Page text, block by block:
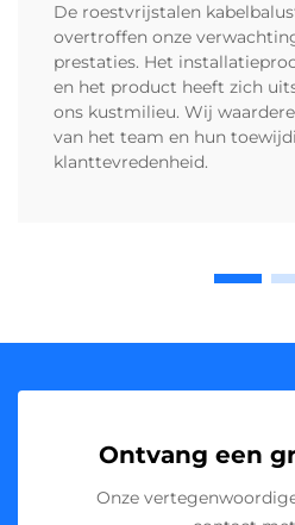
De roestvrijstalen
overtroffen onze
prestaties. Het
en het product heeft zich
ons kustmilieu. Wij
van het team en hun
klanttevredenheid.
Ontvang een
Onze